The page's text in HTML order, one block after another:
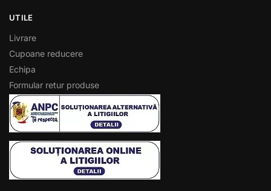
UTILE
Livrare
Cupoane reducere
Echipa
Formular retur produse